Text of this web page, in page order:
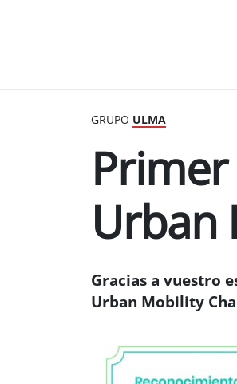
GRUPO ULMA
Urban
Gracias a vuestro
Urban Mobility